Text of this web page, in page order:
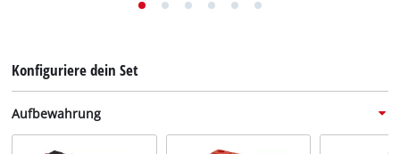
Konfiguriere dein Set
Aufbewahrung